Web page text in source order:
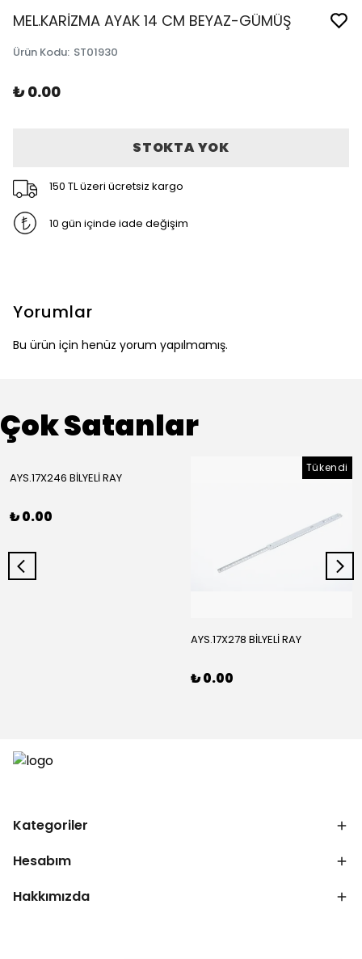
MEL.KARİZMA AYAK 14 CM BEYAZ-GÜMÜŞ
Ürün Kodu: ST01930
₺ 0.00
STOKTA YOK
150 TL üzeri ücretsiz kargo
10 gün içinde iade değişim
Yorumlar
Bu ürün için henüz yorum yapılmamış.
Çok Satanlar
AYS.17X246 BİLYELİ RAY
₺ 0.00
Tükendi
AYS.17X278 BİLYELİ RAY
₺ 0.00
Kategoriler
Hesabım
Hakkımızda